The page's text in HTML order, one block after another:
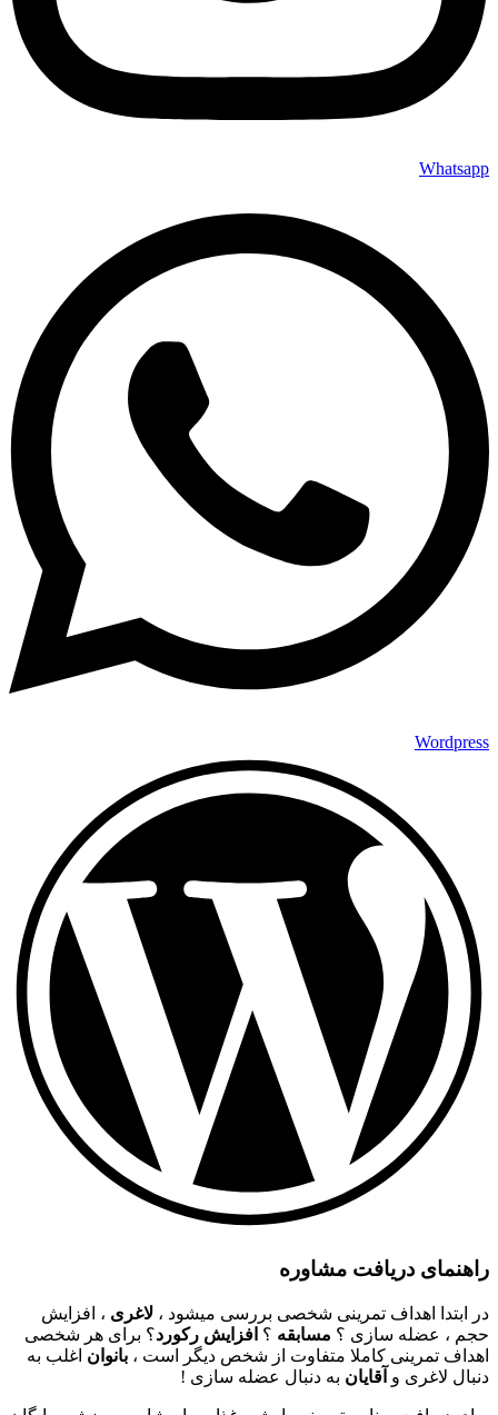
Whatsapp
Wordpress
راهنمای دریافت مشاوره
در ابتدا اهداف تمرینی شخصی بررسی میشود ، لاغری ، افزایش
حجم ، عضله سازی ؟ مسابقه ؟ افزایش رکورد؟ برای هر شخصی
اهداف تمرینی کاملا متفاوت از شخص دیگر است ، بانوان اغلب به
دنبال لاغری و آقایان به دنبال عضله سازی !